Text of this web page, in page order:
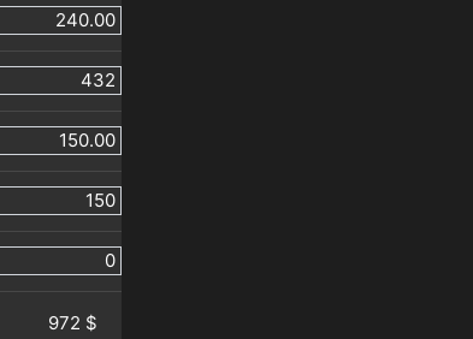
972 $